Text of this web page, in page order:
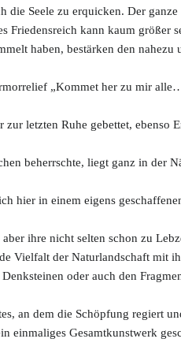
Seele zu erquicken. Der
Friedensreich kann kaum größer
haben, bestärken den
„Kommet her zu mir
letzten Ruhe gebettet, ebenso
beherrschte, liegt ganz in der
hier in einem eigens
ihre nicht selten schon zu
Vielfalt der Naturlandschaft mit
oder auch den
an dem die Schöpfung regiert
einmaliges Gesamtkunstwerk